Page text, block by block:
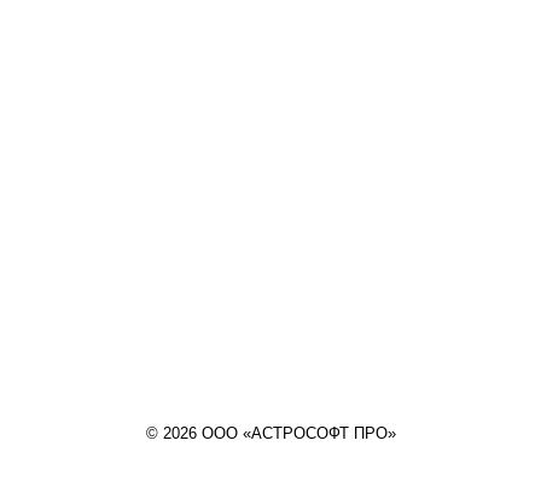
© 2026 ООО «АСТРОСОФТ ПРО»